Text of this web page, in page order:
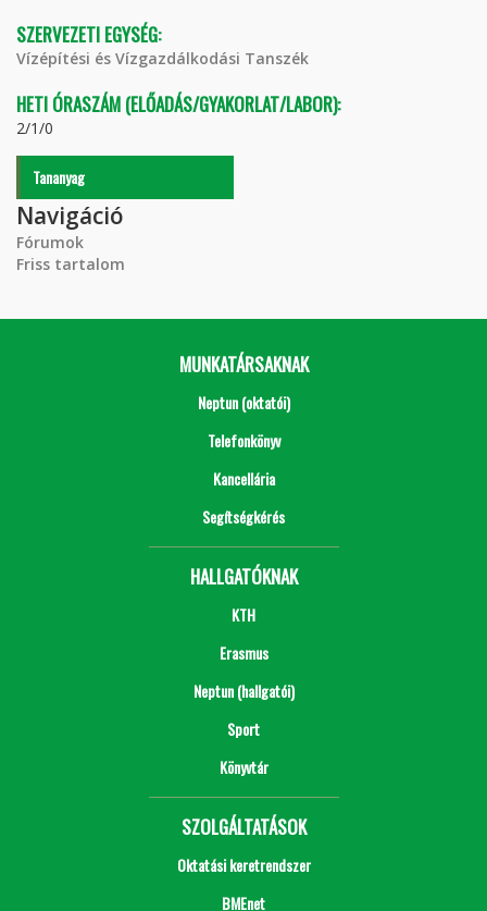
SZERVEZETI EGYSÉG:
Vízépítési és Vízgazdálkodási Tanszék
HETI ÓRASZÁM (ELŐADÁS/GYAKORLAT/LABOR):
2/1/0
Tananyag
Navigáció
Fórumok
Friss tartalom
MUNKATÁRSAKNAK
Neptun (oktatói)
Telefonkönyv
Kancellária
Segítségkérés
HALLGATÓKNAK
KTH
Erasmus
Neptun (hallgatói)
Sport
Könyvtár
SZOLGÁLTATÁSOK
Oktatási keretrendszer
BMEnet